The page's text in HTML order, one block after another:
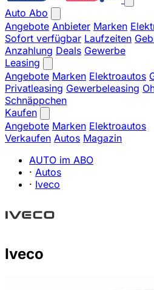
Auto Abo
Angebote Anbieter Marken
Sofort verfügbar Laufzeiten
Anzahlung Deals Gewerbe
Leasing
Angebote Marken Elektroautos
Privatleasing Gewerbeleasing
Schnäppchen
Kaufen
Angebote Marken Elektroautos
Verkaufen Autos Magazin
AUTO im ABO
· Autos
· Iveco
Iveco